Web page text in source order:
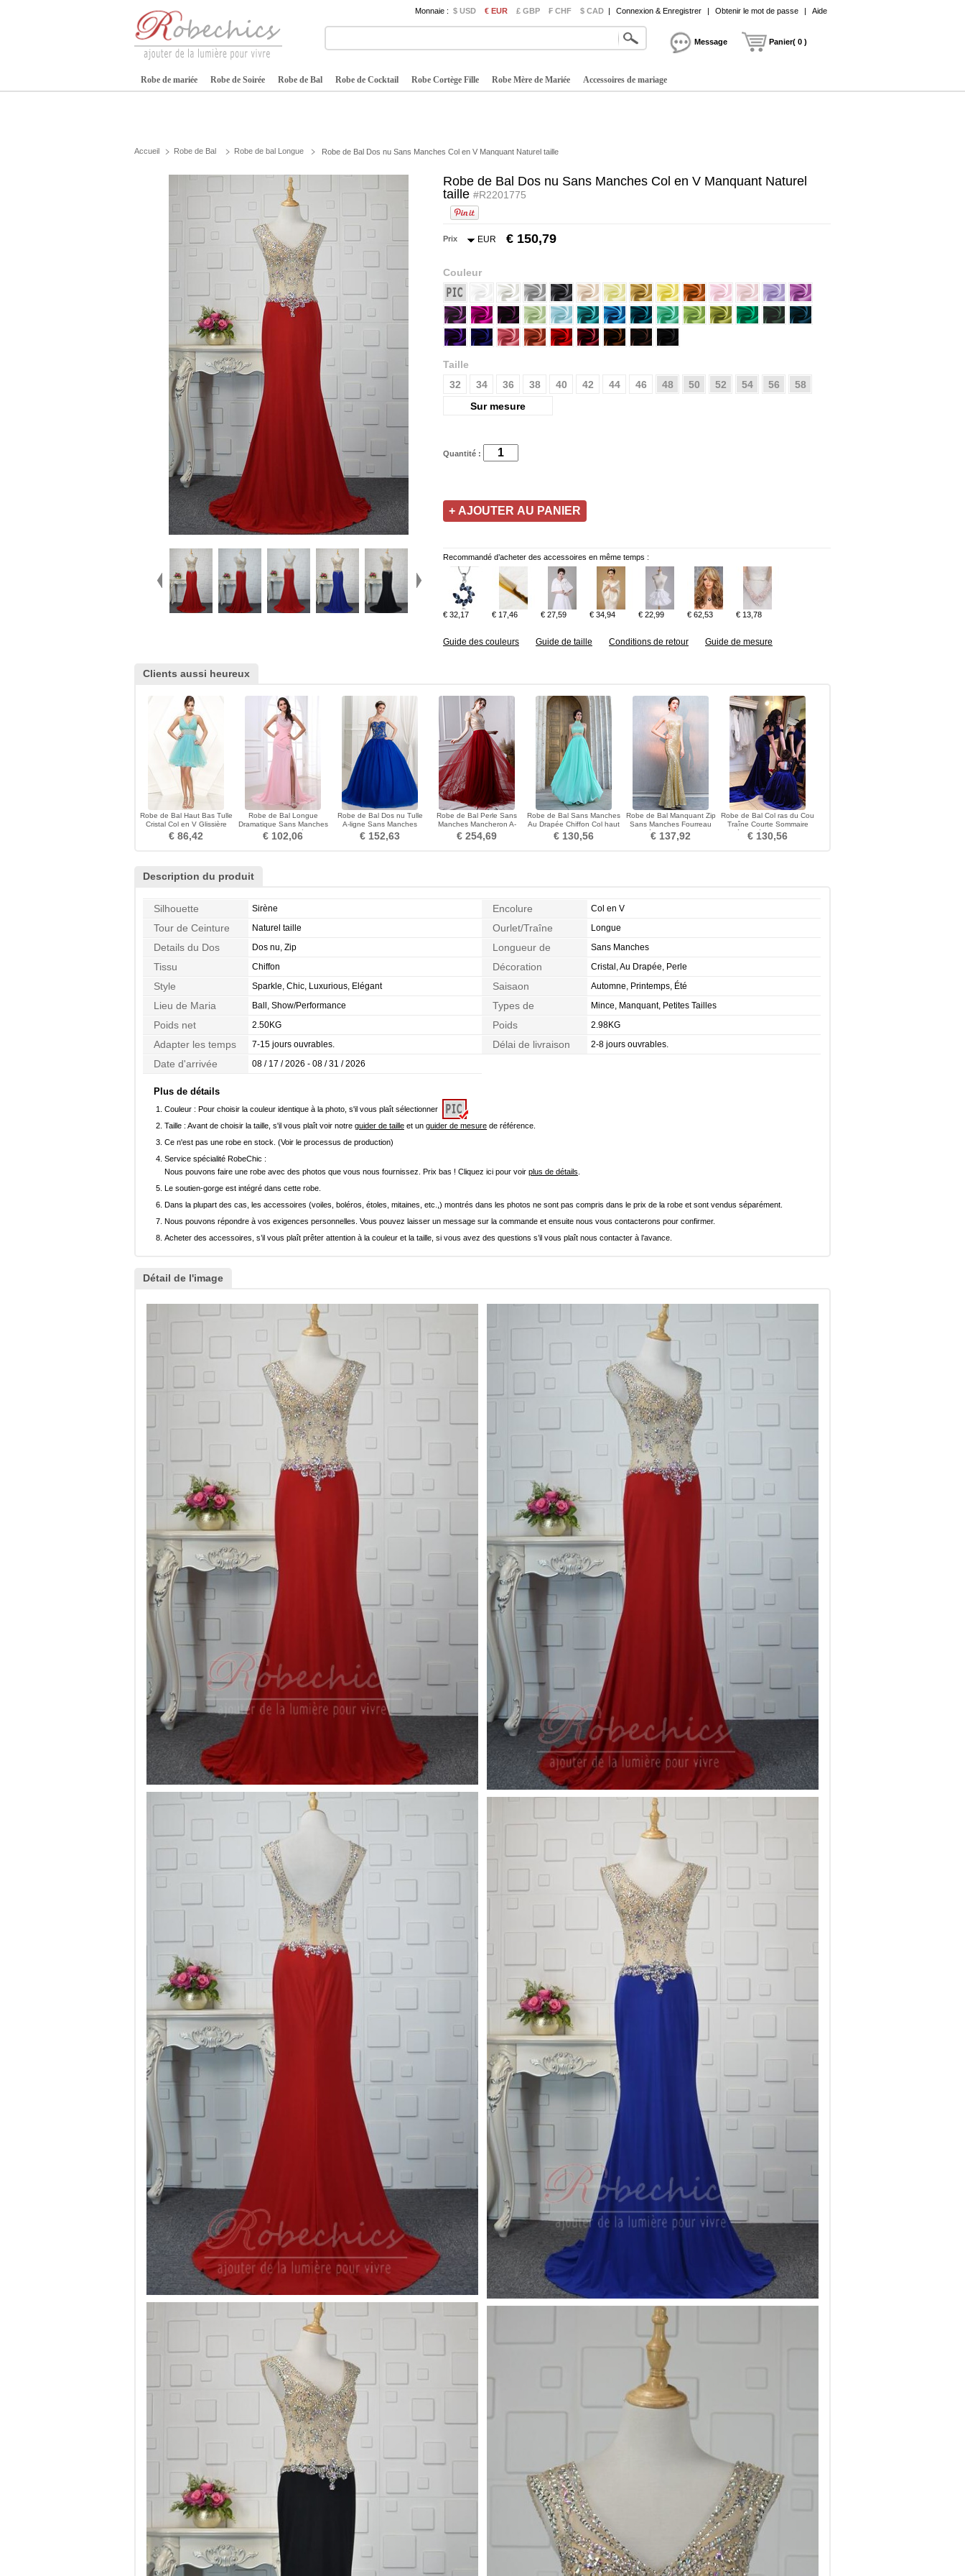
Monnaie : $ USD € EUR £ GBP ₣ CHF $ CAD | Connexion & Enregistrer | Obtenir le mot de passe | Aide
Message Panier( 0 )
Robe de mariée Robe de Soirée Robe de Bal Robe de Cocktail Robe Cortège Fille Robe Mère de Mariée Accessoires de mariage
Accueil Robe de Bal Robe de bal Longue Robe de Bal Dos nu Sans Manches Col en V Manquant Naturel taille
Robe de Bal Dos nu Sans Manches Col en V Manquant Naturel
taille #R2201775
Prix EUR € 150,79
Couleur
Taille
32
34 36 38 40 42 44 46 48 50 52 54 56
58
Sur mesure
Quantité :
Recommandé d’acheter des accessoires en même temps :
€ 32,17 € 17,46 € 27,59 € 34,94 € 22,99 € 62,53 € 13,78
Guide des couleurs Guide de taille Conditions de retour Guide de mesure
Clients aussi heureux
Robe de Bal Haut Bas Tulle
Cristal Col en V Glissière
Chic
€ 86,42
Robe de Bal Longue
Dramatique Sans Manches
Corsage Pailleté Zip
€ 102,06
Robe de Bal Dos nu Tulle
A-ligne Sans Manches
Cristal Formelle
€ 152,63
Robe de Bal Perle Sans
Manches Mancheron A-
ligne Tulle Col en V
€ 254,69
Robe de Bal Sans Manches
Au Drapée Chiffon Col haut
Longueur au sol
€ 130,56
Robe de Bal Manquant Zip
Sans Manches Fourreau
Pailleté Longueur Cheville
€ 137,92
Robe de Bal Col ras du Cou
Traîne Courte Sommaire
Décolleté Dans le Dos
€ 130,56
Description du produit
Silhouette Sirène Encolure Col en V
Tour de Ceinture Naturel taille Ourlet/Traîne Longue
Details du Dos Dos nu, Zip
Longueur de
Manches
Sans Manches
Tissu Chiffon Décoration Cristal, Au Drapée, Perle
Style Sparkle, Chic, Luxurious, Elégant Saisaon Automne, Printemps, Été
Lieu de Maria Ball, Show/Performance
Types de
Morphologie
Mince, Manquant, Petites Tailles
Poids net 2.50KG Poids 2.98KG
Adapter les temps 7-15 jours ouvrables. Délai de livraison 2-8 jours ouvrables.
Date d'arrivée 08 / 17 / 2026 - 08 / 31 / 2026
Plus de détails
Couleur : Pour choisir la couleur identique à la photo, s'il vous plaît sélectionner
Taille : Avant de choisir la taille, s'il vous plaît voir notre guider de taille et un guider de mesure de référence.
Ce n'est pas une robe en stock. (Voir le processus de production)
Service spécialité RobeChic :
Nous pouvons faire une robe avec des photos que vous nous fournissez. Prix bas ! Cliquez ici pour voir plus de détails
Le soutien-gorge est intégré dans cette robe.
Dans la plupart des cas, les accessoires (voiles, boléros, étoles, mitaines, etc.,) montrés dans les photos ne sont pas compris dans le prix de la robe et sont vendus séparément.
Nous pouvons répondre à vos exigences personnelles. Vous pouvez laisser un message sur la commande et ensuite nous vous contacterons pour confirmer.
Acheter des accessoires, s’il vous plaît prêter attention à la couleur et la taille, si vous avez des questions s’il vous plaît nous contacter à l’avance.
Détail de l'image